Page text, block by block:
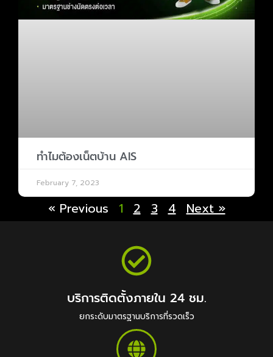
ทำไมต้องเน็ตบ้าน AIS
February 7, 2023
« Previous 1 2 3 4 Next »
บริการติดตั้งภายใน 24 ชม.
ยกระดับมาตรฐานบริการที่รวดเร็ว